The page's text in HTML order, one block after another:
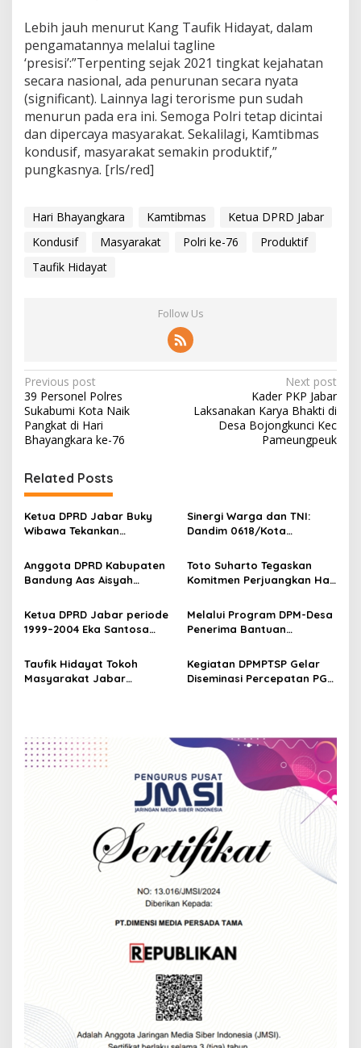
s
K
o
d
u
s
i
f
,
M
y
r
k
t
f
Lebih jauh menurut Kang Taufik Hidayat, dalam
pengamatannya melalui tagline
‘presisi’:”Terpenting sejak 2021 tingkat kejahatan
secara nasional, ada penurunan secara nyata
(significant). Lainnya lagi terorisme pun sudah
menurun pada era ini. Semoga Polri tetap dicintai
dan dipercaya masyarakat. Sekalilagi, Kamtibmas
kondusif, masyarakat semakin produktif,”
pungkasnya. [rls/red]
Hari Bhayangkara Kamtibmas
Ketua DPRD Jabar
Kondusif
Masyarakat Polri ke-76
Produktif
Taufik Hidayat
Follow Us
P
o
s
n
a
v
g
a
t
i
o
n
Previous post
39 Personel Polres
Sukabumi Kota Naik
Pangkat di Hari
Bhayangkara ke-76
Next post
Kader PKP Jabar
Laksanakan Karya Bhakti di
Desa Bojongkunci Kec
Pameungpeuk
Related Posts
Ketua DPRD Jabar Buky
Wibawa Tekankan
Tradisi pada Dies Natalis
ke-58 ISBI Bandung
Sinergi Warga dan TNI:
Dandim 0618/Kota
Elemen Bangun Kota
Bandung yang Kondusif
Anggota DPRD Kabupaten
Bandung Aas Aisyah
Margahayu dalam Menjaga
Kamtibmas
Toto Suharto Tegaskan
Komitmen Perjuangkan Hak
Masyarakat Jawa Barat
Ketua DPRD Jabar periode
1999–2004 Eka Santosa
Dedi Mulyadi: “Wartawan
Masih Terabaikan”
Melalui Program DPM-Desa
Penerima Bantuan
Produktif
Taufik Hidayat Tokoh
Masyarakat Jabar
Kegiatan DPMPTSP Gelar
Diseminasi Percepatan PGB